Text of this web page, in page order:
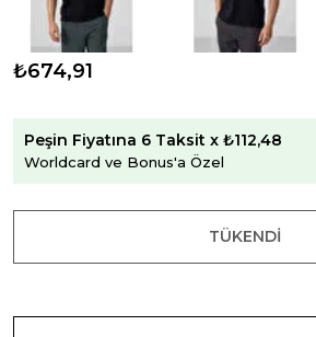
₺674,91
Peşin Fiyatına 6 Taksit x ₺112,48
Worldcard ve Bonus'a Özel
TÜKENDI